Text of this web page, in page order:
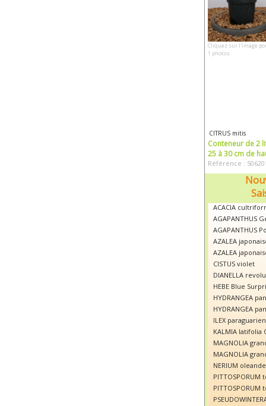
Cliquez sur l'image
1 photos
CITRUS mitis
Conteneur de 2
25 à 30 cm de
Référence :
ACACIA
AGAPANTHUS
AGAPANTHUS
AZALEA
AZALEA
CISTUS violet
DIANELLA
HEBE Blue
HYDRANGEA
HYDRANGEA
ILEX
KALMIA latifolia
MAGNOLIA
MAGNOLIA
NERIUM